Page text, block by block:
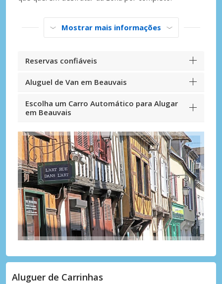
Mostrar mais informações
Reservas confiáveis
Aluguel de Van em Beauvais
Escolha um Carro Automático para Alugar
em Beauvais
Aluguer de Carrinhas